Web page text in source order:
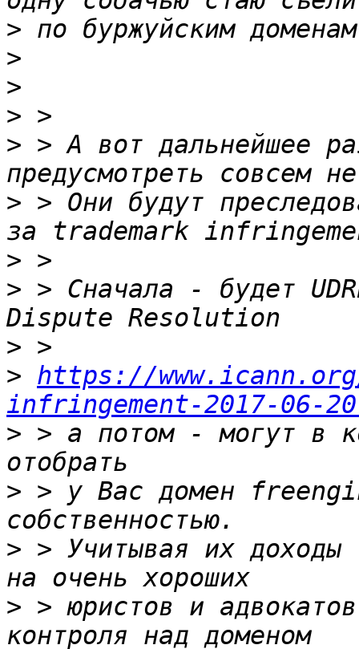
>
>
>
>
> > А вот дальнейшее
> > Они будут
>
> > Сначала - будет
>
> https://
infringement-2017-06-
> > а потом - могут в
> > у Вас домен
> > Учитывая их
> > юристов и